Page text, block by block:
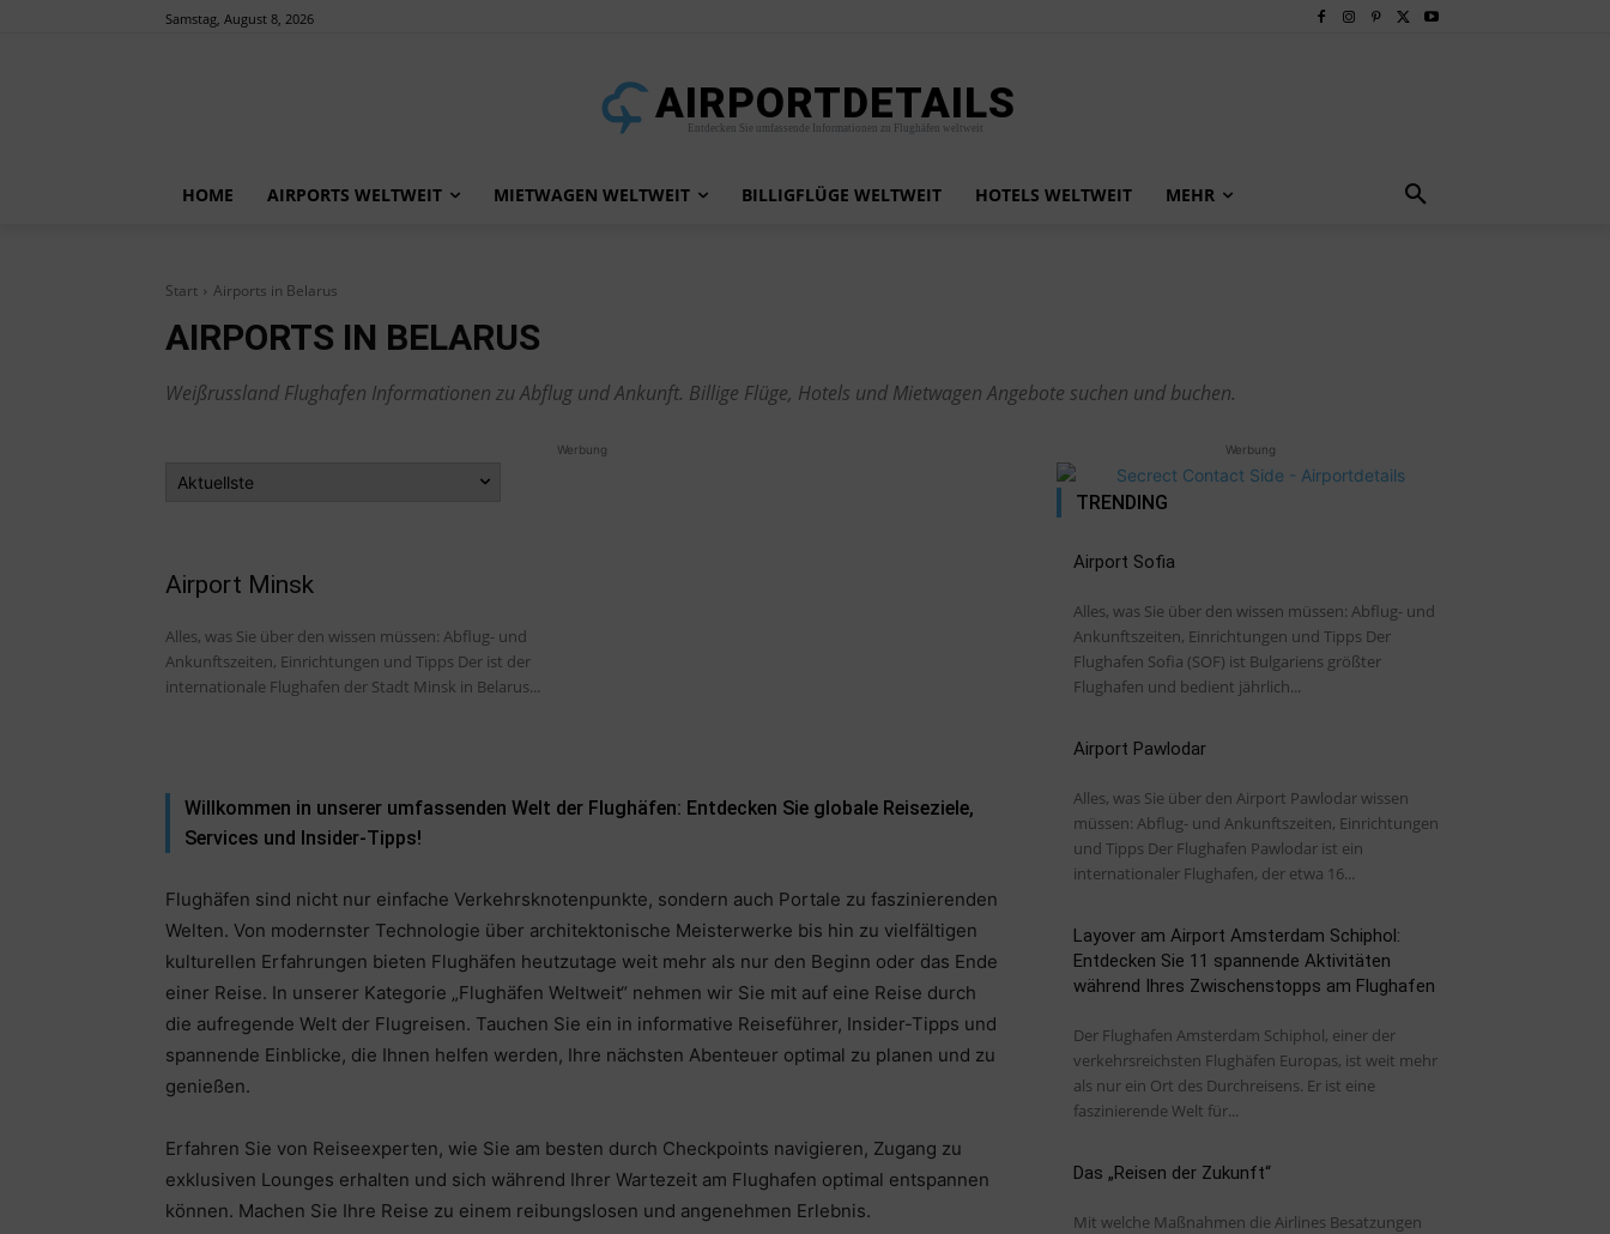
Samstag, August 8, 2026
AIRPORTDETAILS
Entdecken Sie umfassende Informationen zu Flughäfen weltweit
HOME AIRPORTS WELTWEIT MIETWAGEN WELTWEIT BILLIGFLÜGE WELTWEIT HOTELS WELTWEIT MEHR
Start Airports in Belarus
AIRPORTS IN BELARUS
Weißrussland Flughafen Informationen zu Abflug und Ankunft. Billige Flüge, Hotels und Mietwagen Angebote suchen und buchen.
Werbung
Airport Minsk
Alles, was Sie über den wissen müssen: Abflug- und
Ankunftszeiten, Einrichtungen und Tipps Der ist der
internationale Flughafen der Stadt Minsk in Belarus...
Willkommen in unserer umfassenden Welt der Flughäfen: Entdecken Sie globale Reiseziele,
Services und Insider-Tipps!
Flughäfen sind nicht nur einfache Verkehrsknotenpunkte, sondern auch Portale zu faszinierenden
Welten. Von modernster Technologie über architektonische Meisterwerke bis hin zu vielfältigen
kulturellen Erfahrungen bieten Flughäfen heutzutage weit mehr als nur den Beginn oder das Ende
einer Reise. In unserer Kategorie „Flughäfen Weltweit“ nehmen wir Sie mit auf eine Reise durch
die aufregende Welt der Flugreisen. Tauchen Sie ein in informative Reiseführer, Insider-Tipps und
spannende Einblicke, die Ihnen helfen werden, Ihre nächsten Abenteuer optimal zu planen und zu
genießen.
Erfahren Sie von Reiseexperten, wie Sie am besten durch Checkpoints navigieren, Zugang zu
exklusiven Lounges erhalten und sich während Ihrer Wartezeit am Flughafen optimal entspannen
können. Machen Sie Ihre Reise zu einem reibungslosen und angenehmen Erlebnis.
Werbung
TRENDING
Airport Sofia
Alles, was Sie über den wissen müssen: Abflug- und
Ankunftszeiten, Einrichtungen und Tipps Der
Flughafen Sofia (SOF) ist Bulgariens größter
Flughafen und bedient jährlich...
Airport Pawlodar
Alles, was Sie über den Airport Pawlodar wissen
müssen: Abflug- und Ankunftszeiten, Einrichtungen
und Tipps Der Flughafen Pawlodar ist ein
internationaler Flughafen, der etwa 16...
Layover am Airport Amsterdam Schiphol:
Entdecken Sie 11 spannende Aktivitäten
während Ihres Zwischenstopps am Flughafen
Der Flughafen Amsterdam Schiphol, einer der
verkehrsreichsten Flughäfen Europas, ist weit mehr
als nur ein Ort des Durchreisens. Er ist eine
faszinierende Welt für...
Das „Reisen der Zukunft“
Mit welche Maßnahmen die Airlines Besatzungen